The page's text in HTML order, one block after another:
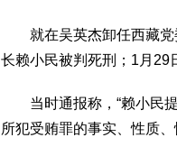
就在吴英杰卸任西藏党
长赖小民被判死刑；1月29
当时通报称，“赖小民提
所犯受贿罪的事实、性质